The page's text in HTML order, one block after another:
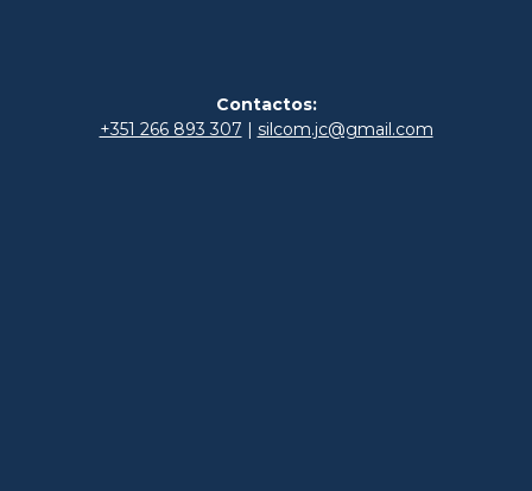
Contactos:
+351 266 893 307 | silcom.jc@gmail.com